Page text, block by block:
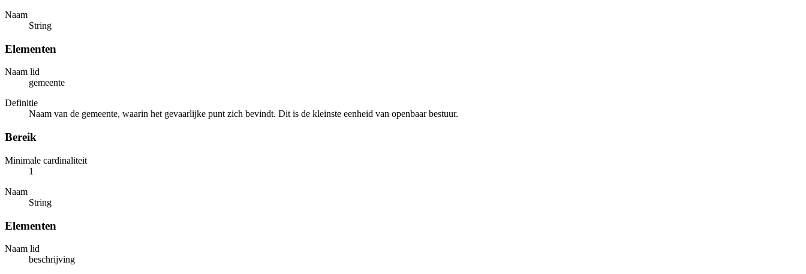
Naam
String
Elementen
Naam lid
gemeente
Definitie
Naam van de gemeente, waarin het gevaarlijke punt zich bevindt. Dit is de kleinste eenheid van openbaar bestuur.
Bereik
Minimale cardinaliteit
1
Naam
String
Elementen
Naam lid
beschrijving